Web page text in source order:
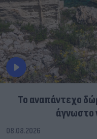
To αναπάντεχο
άγνωστο
08.08.2026